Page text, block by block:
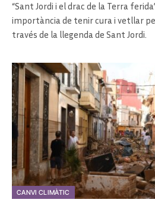
“Sant Jordi i el drac de la Terra
importància de tenir cura i vetllar
través de la llegenda de Sant Jordi.
CANVI CLIMÀTIC